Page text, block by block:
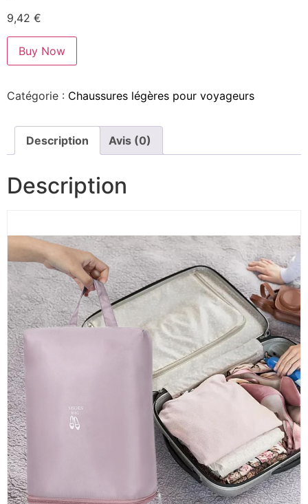
9,42 €
Buy Now
Catégorie : Chaussures légères pour voyageurs
Description Avis (0)
Description